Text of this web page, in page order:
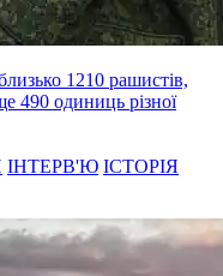
1210 рашистів,
одиниць різної
ІНТЕРВ'Ю ІСТОРІЯ